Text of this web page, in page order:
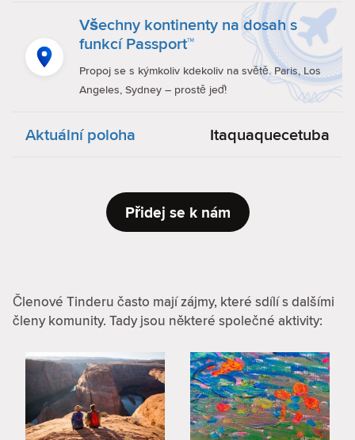
Všechny kontinenty na dosah s
funkcí Passport™
Propoj se s kýmkoliv kdekoliv na světě. Paris, Los
Angeles, Sydney – prostě jeď!
Aktuální poloha Itaquaquecetuba
Přidej se k nám
Členové Tinderu často mají zájmy, které sdílí s dalšími
členy komunity. Tady jsou některé společné aktivity: